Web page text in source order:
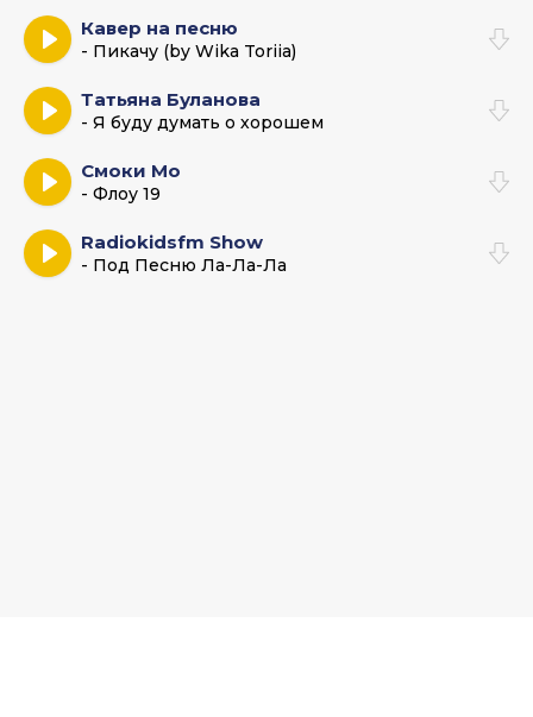
Кавер на песню
- Пикачу (by Wika Toriia)
Татьяна Буланова
- Я буду думать о хорошем
Смоки Мо
- Флоу 19
Radiokidsfm Show
- Под Песню Ла-Ла-Ла